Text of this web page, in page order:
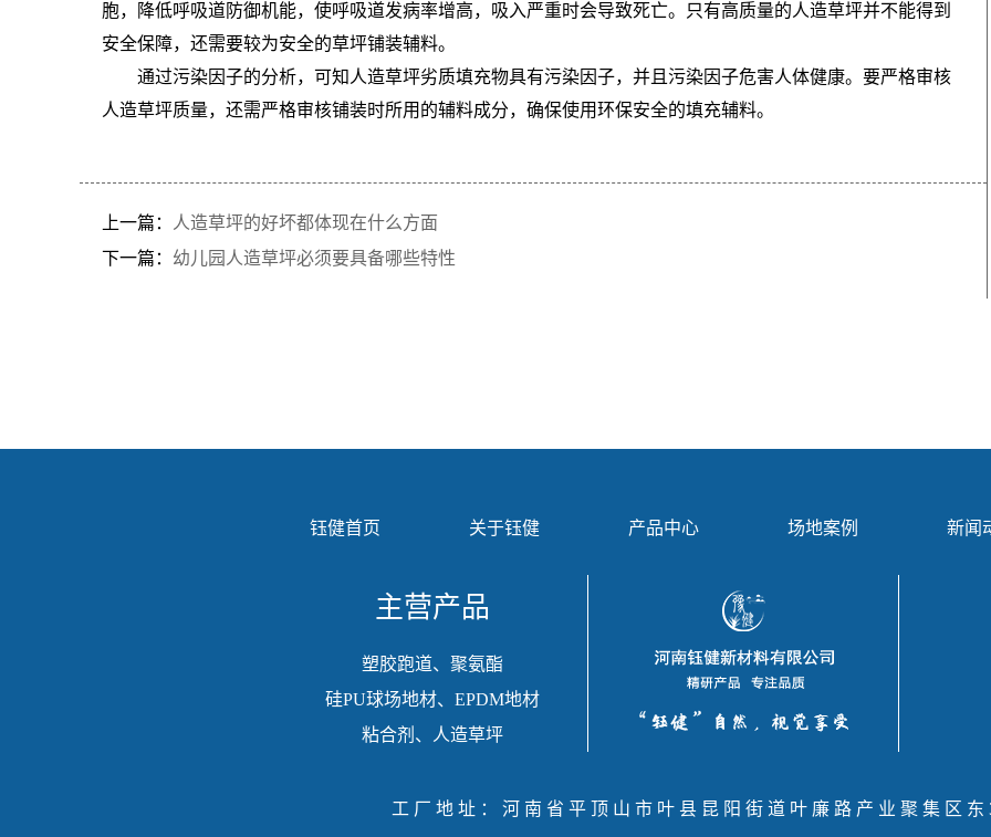
胞，降低呼吸道防御机能，使呼吸道发病率增高，吸入严重时会导致死亡。只有高质量的人造草坪并不能得到
安全保障，还需要较为安全的草坪铺装辅料。
通过污染因子的分析，可知人造草坪劣质填充物具有污染因子，并且污染因子危害人体健康。要严格审核
人造草坪质量，还需严格审核铺装时所用的辅料成分，确保使用环保安全的填充辅料。
上一篇：
人造草坪的好坏都体现在什么方面
下一篇： 幼儿园人造草坪必须要具备哪些特性
钰健首页 关于钰健 产品中心 场地案例 新闻
主营产品
塑胶跑道、聚氨酯
硅PU球场地材、EPDM地材
粘合剂、人造草坪
工厂地址：河南省平顶山市叶县昆阳街道叶廉路产业聚集区